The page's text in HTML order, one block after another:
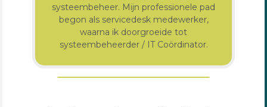
systeembeheer. Mijn professionele pad
begon als servicedesk medewerker,
waarna ik doorgroeide tot
systeembeheerder / IT Coördinator.